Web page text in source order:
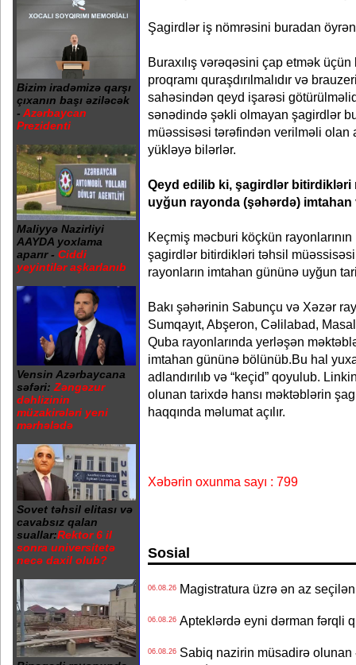
Bizim iradəmizə qarşı
çıxanın başı əziləcək
- Azərbaycan
Prezidenti
Maliyyə Nazirliyi
AAYDA yoxlama
aparır - Ciddi
yeyintilər aşkarlanıb
Vensin Azərbaycana
səfəri: Zəngəzur
dəhlizinin
müzakirələri yeni
mərhələdə
Sovet təhsil elitası və
cavabsız qalan
suallar:Rektor 6 il
sonra universitetə
necə daxil olub?
Şagirdlər iş nömrəsini buradan
Buraxılış vərəqəsini çap etmək
proqramı quraşdırılmalıdır və
sahəsindən qeyd işarəsi
sənədində şəkli olmayan şagirdlər
müəssisəsi tərəfindən verilməli olan
yükləyə bilərlər.
Qeyd edilib ki, şagirdlər
uyğun rayonda (şəhərdə) imtahan
Keçmiş məcburi köçkün
şagirdlər bitirdikləri təhsil
rayonların imtahan gününə uyğun
Bakı şəhərinin Sabunçu və Xəzər
Sumqayıt, Abşeron, Cəlilabad,
Quba rayonlarında yerləşən
imtahan gününə bölünüb.Bu hal
adlandırılıb və “keçid” qoyulub.
olunan tarixdə hansı məktəblərin
haqqında məlumat açılır.
Xəbərin oxunma sayı : 799
Sosial
06.08.26Magistratura üzrə ən az
06.08.26Apteklərdə eyni dərman fərqli
06.08.26Sabiq nazirin müsadirə olunan